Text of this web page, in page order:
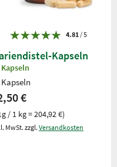
4.81/ 5
Kapseln
Kapseln
€
/ 1 kg = 204,92 €)
MwSt. zzgl. Versandkosten